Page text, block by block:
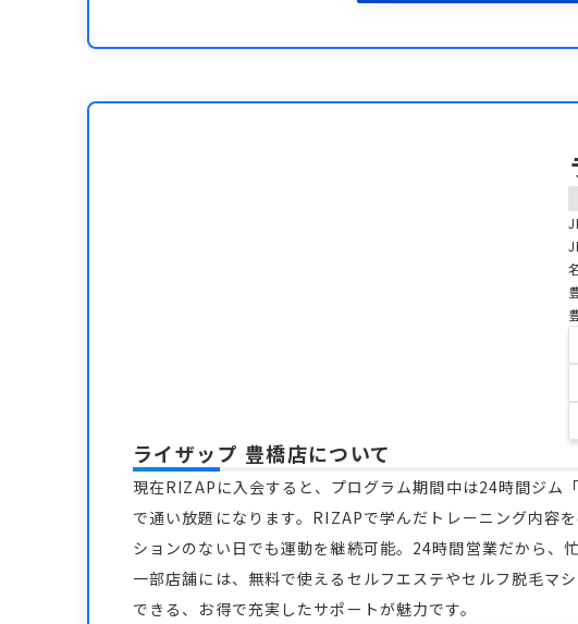
ライザップ 豊橋店について
現在RIZAPに入会すると、プログラム期間中は24時間ジ
で通い放題になります。RIZAPで学んだトレーニング内容
ションのない日でも運動を継続可能。24時間営業だから、
一部店舗には、無料で使えるセルフエステやセルフ脱毛マ
できる、お得で充実したサポートが魅力です。